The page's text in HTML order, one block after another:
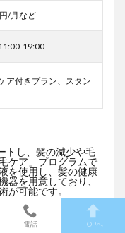
/月など
19:00
ア付きプラン、スタン
トし、髪の減少や毛
ケア」プログラムで
を使用し、髪の健康
器を用意しており、
が可能です。
ア、お客様一人ひと
減少や抜け毛に悩む
電話 TOPへ